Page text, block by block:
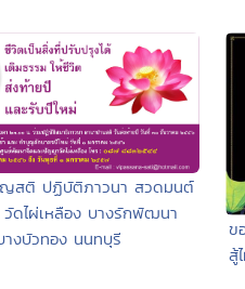
ญสติ ปฏิบัติภาวนา สวดมนต์
ดไผ่เหลือง บางรักพัฒนา
างบัวทอง นนทบุรี
ข
สู้